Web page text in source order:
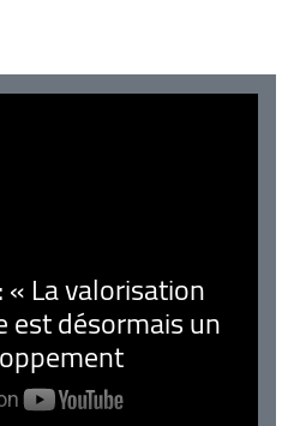
La valorisation
est désormais un